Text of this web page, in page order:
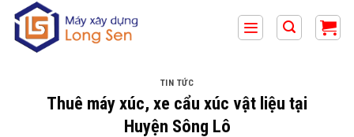
qua
TIN TỨC
Thuê máy xúc, xe cẩu xúc vật liệu tại
Huyện Sông Lô